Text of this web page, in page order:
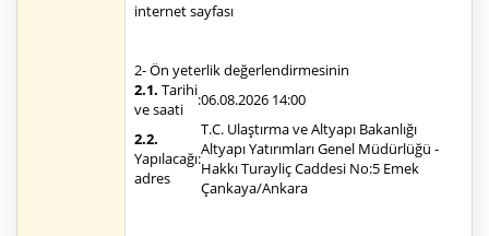
internet sayfası
2- Ön yeterlik değerlendirmesinin
2.1. Tarihi
ve saati
:06.08.2026 14:00
2.2.
Yapılacağı
adres
:
T.C. Ulaştırma ve Altyapı Bakanlığı
Altyapı Yatırımları Genel Müdürlüğü -
Hakkı Turayliç Caddesi No:5 Emek
Çankaya/Ankara